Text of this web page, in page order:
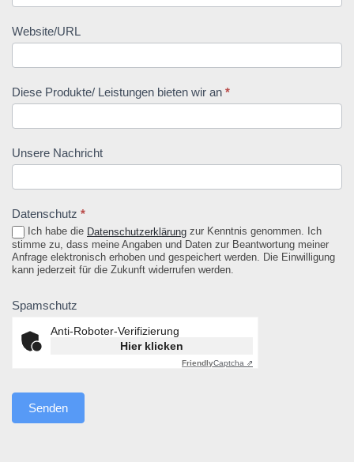
Website/URL
Diese Produkte/ Leistungen bieten wir an *, erforderlich
Unsere Nachricht
Datenschutz *, erforderlich
Ich habe die Datenschutzerklärung zur Kenntnis genommen. Ich
stimme zu, dass meine Angaben und Daten zur Beantwortung meiner
Anfrage elektronisch erhoben und gespeichert werden. Die Einwilligung
kann jederzeit für die Zukunft widerrufen werden.
Spamschutz
Anti-Roboter-Verifizierung
Hier klicken
FriendlyCaptcha ⇗
Senden